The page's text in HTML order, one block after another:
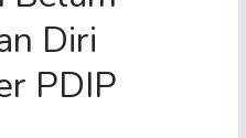
Diri
PDIP